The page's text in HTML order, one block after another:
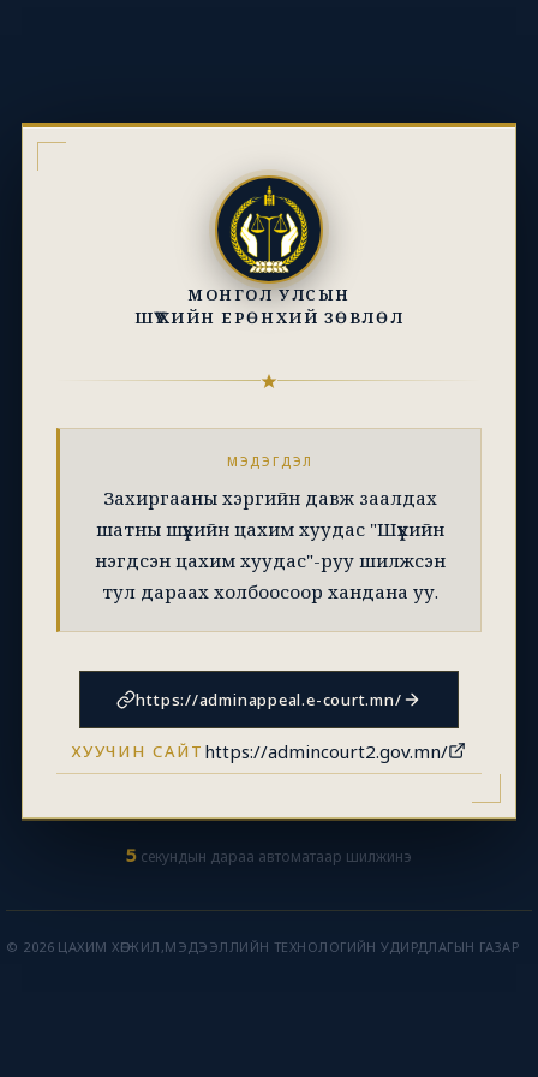
МОНГОЛ УЛСЫН
ШҮҮХИЙН ЕРӨНХИЙ ЗӨВЛӨЛ
МЭДЭГДЭЛ
Захиргааны хэргийн давж заалдах
шатны шүүхийн цахим хуудас "Шүүхийн
нэгдсэн цахим хуудас"-руу шилжсэн
тул дараах холбоосоор хандана уу.
https://adminappeal.e-court.mn/
ХУУЧИН САЙТ https://admincourt2.gov.mn/
5 секундын дараа автоматаар шилжинэ
© 2026 ЦАХИМ ХӨГЖИЛ,МЭДЭЭЛЛИЙН ТЕХНОЛОГИЙН УДИРДЛАГЫН ГАЗАР